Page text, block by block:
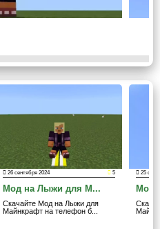
и извлечь нужные
в Майнкрафт ПЕ
предметов,
в мир спортивных
инвентарь, различные мячи
а также теннисные корты и
26 сентября 2024 5
Мод на Лыжи для M...
Скачайте Мод на Лыжи для
Майнкрафт на телефон б...
25
Мод